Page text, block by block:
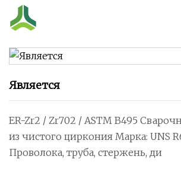
Является
ER-Zr2 / Zr702 / ASTM B495
из чистого циркония Марка: UNS
Проволока, труба, стержень, ди